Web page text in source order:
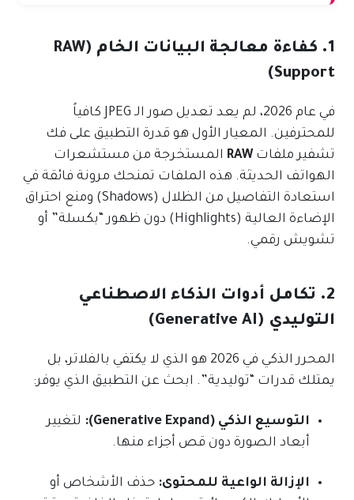
1. كفاءة معالجة البيانات الخام (RAW
Support)
في عام 2026، لم يعد تعديل صور الـ JPEG كافياً
للمحترفين. المعيار الأول هو قدرة التطبيق على فك
تشفير ملفات RAW المستخرجة من مستشعرات
الهواتف الحديثة. هذه الملفات تمنحك مرونة فائقة في
استعادة التفاصيل من الظلال (Shadows) ومنع احتراق
الإضاءة العالية (Highlights) دون ظهور “بكسلة” أو
تشويش رقمي.
2. تكامل أدوات الذكاء الاصطناعي
التوليدي (Generative AI)
المحرر الذكي في 2026 هو الذي لا يكتفي بالفلاتر، بل
يمتلك قدرات “توليدية”. ابحث عن التطبيق الذي يوفر:
التوسيع الذكي (Generative Expand):
لتغيير
أبعاد الصورة دون قص أجزاء منها.
الإزالة الواعية للمحتوى: حذف الأشخاص أو